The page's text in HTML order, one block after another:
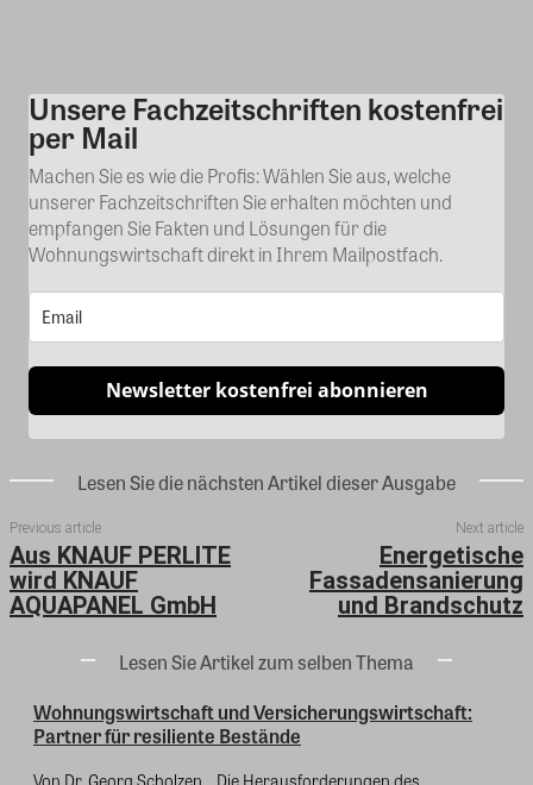
Kommentar
Unsere Fachzeitschriften kostenfrei
per Mail
Machen Sie es wie die Profis: Wählen Sie aus, welche
unserer Fachzeitschriften Sie erhalten möchten und
empfangen Sie Fakten und Lösungen für die
Wohnungswirtschaft direkt in Ihrem Mailpostfach.
Newsletter kostenfrei abonnieren
Lesen Sie die nächsten Artikel dieser Ausgabe
Previous article
Aus KNAUF PERLITE
wird KNAUF
AQUAPANEL GmbH
Next article
Energetische
Fassadensanierung
und Brandschutz
Lesen Sie Artikel zum selben Thema
Wohnungswirtschaft und Versicherungswirtschaft:
Partner für resiliente Bestände
Von Dr. Georg Scholzen Die Herausforderungen des